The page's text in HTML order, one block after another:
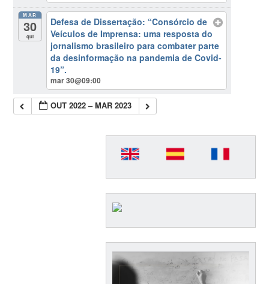
MAR
30
qui
Defesa de Dissertação: “Consórcio de
Veículos de Imprensa: uma resposta do
jornalismo brasileiro para combater parte
da desinformação na pandemia de Covid-
19”.
mar 30@09:00
OUT 2022 – MAR 2023